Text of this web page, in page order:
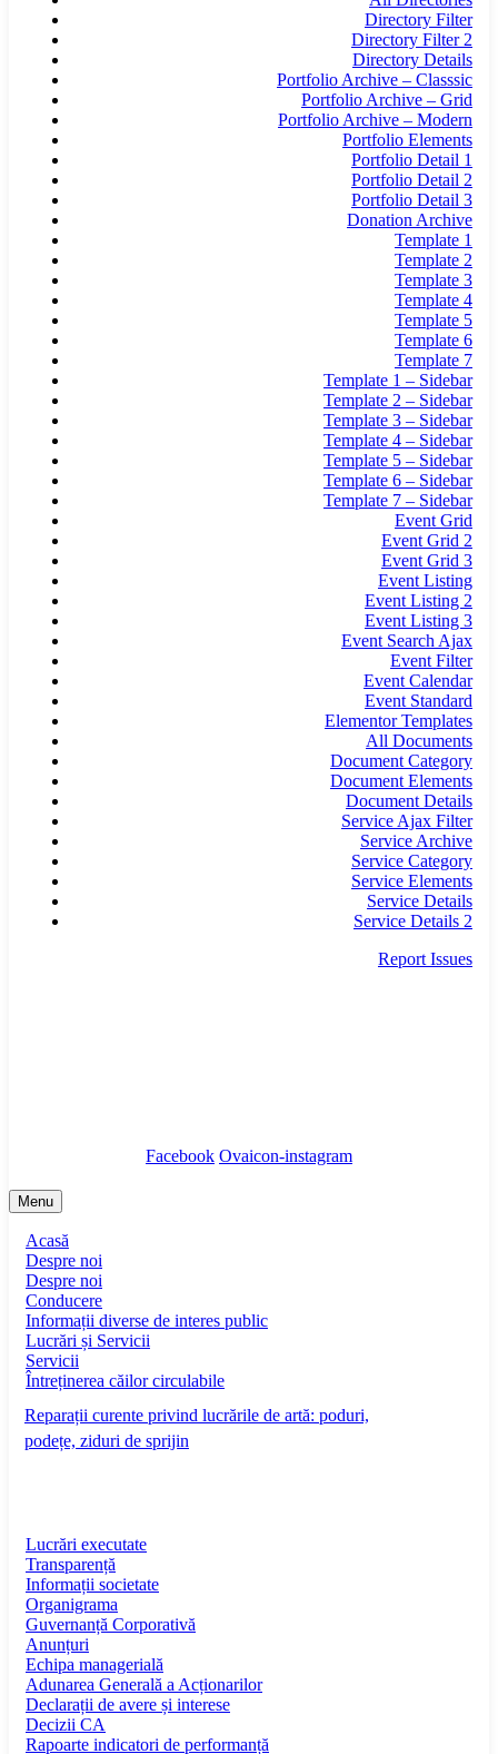
Directory Filter
Directory Filter 2
Directory Details
Portfolio Archive – Classsic
Portfolio Archive – Grid
Portfolio Archive – Modern
Portfolio Elements
Portfolio Detail 1
Portfolio Detail 2
Portfolio Detail 3
Donation Archive
Template 1
Template 2
Template 3
Template 4
Template 5
Template 6
Template 7
Template 1 – Sidebar
Template 2 – Sidebar
Template 3 – Sidebar
Template 4 – Sidebar
Template 5 – Sidebar
Template 6 – Sidebar
Template 7 – Sidebar
Event Grid
Event Grid 2
Event Grid 3
Event Listing
Event Listing 2
Event Listing 3
Event Search Ajax
Event Filter
Event Calendar
Event Standard
Elementor Templates
All Documents
Document Category
Document Elements
Document Details
Service Ajax Filter
Service Archive
Service Category
Service Elements
Service Details
Service Details 2
Report Issues
Facebook Ovaicon-instagram
Menu
Acasă
Despre noi
Despre noi
Conducere
Informații diverse de interes public
Lucrări și Servicii
Servicii
Întreținerea căilor circulabile
Reparații curente privind lucrările de artă: poduri,
podețe, ziduri de sprijin
Lucrări executate
Transparență
Informații societate
Organigrama
Guvernanță Corporativă
Anunțuri
Echipa managerială
Adunarea Generală a Acționarilor
Declarații de avere și interese
Decizii CA
Rapoarte indicatori de performanță